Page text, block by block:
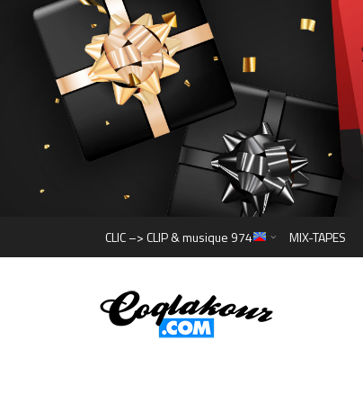
CLIC –> CLIP & musique 974 MIX-TAPES